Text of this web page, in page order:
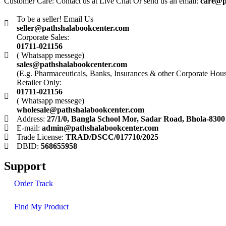
To be a seller! Email Us
seller@pathshalabookcenter.com
Corporate Sales:
01711-021156
( Whatsapp messege)
sales@pathshalabookcenter.com
(E.g. Pharmaceuticals, Banks, Insurances & other Corporate
Retailer Only:
01711-021156
( Whatsapp messege)
wholesale@pathshalabookcenter.com
Address: 27/1/0, Bangla School Mor, Sadar Road, Bhola-8300
E-mail: admin@pathshalabookcenter.com
Trade License: TRAD/DSCC/017710/2025
DBID: 568655958
Support
Order Track
Find My Product